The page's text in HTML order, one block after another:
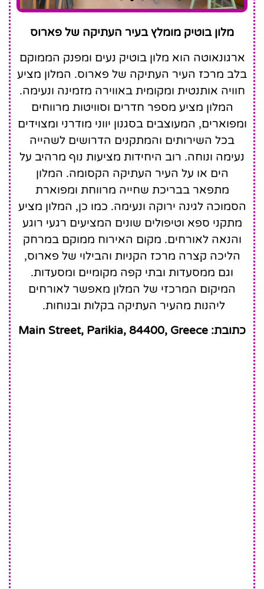
Argonauta
Hotel
מלון בוטיק מומלץ בעיר העתיקה של פארוס
ארגונאוטה הוא מלון בוטיק נעים ומפנק הממוקם
בלב מרכז העיר העתיקה של פארוס. המלון מציע
חוויה אותנטית ומקומית באווירה מזמינה ונעימה.
המלון מציע מספר חדרים וסוויטות מרווחים
ומפוארים, המעוצבים בסגנון יווני מודרני ומצוידים
בכל השירותים והמתקנים הדרושים לשהייה
נעימה ונוחה. רוב היחידות מציעות נוף מרהיב על
הים או על העיר העתיקה הקסומה. המלון
מתפאר בבריכת שחייה מרווחת ומפוארת
הסמוכה לגינה ירוקה ונעימה. כמו כן, המלון מציע
מתקני ספא וטיפולים שונים המציעים רגעי רוגע
והנאה לאורחים. מקום האירוח ממוקם במרחק
הליכה קצרה מרכז הקניות והבילוי של פארוס,
וגם ממסעדות ובתי קפה מקומיים ומסעדות.
המיקום המרכזי של המלון מאפשר לאורחים
ליהנות מהעיר העתיקה בקלות ובנוחות.
כתובת: Main Street, Parikia, 84400, Greece